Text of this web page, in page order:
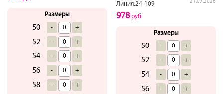
Размеры
50 - +
52 - +
54 - +
56 - +
58 - +
Линия.24-109
21.07.2026
978руб
Размеры
50 - +
52 - +
54 - +
56 - +